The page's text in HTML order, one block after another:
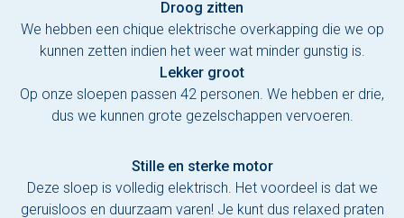
Droog zitten
We hebben een chique elektrische overkapping die we op
kunnen zetten indien het weer wat minder gunstig is.
Lekker groot
Op onze sloepen passen 42 personen. We hebben er drie,
dus we kunnen grote gezelschappen vervoeren.
Stille en sterke motor
Deze sloep is volledig elektrisch. Het voordeel is dat we
geruisloos en duurzaam varen! Je kunt dus relaxed praten